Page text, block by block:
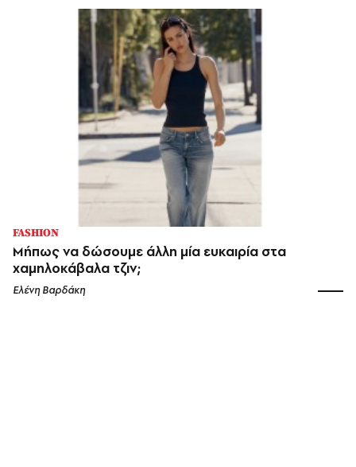
FASHION
Μήπως να δώσουμε άλλη μία ευκαιρία στα
χαμηλοκάβαλα τζιν;
Ελένη Βαρδάκη